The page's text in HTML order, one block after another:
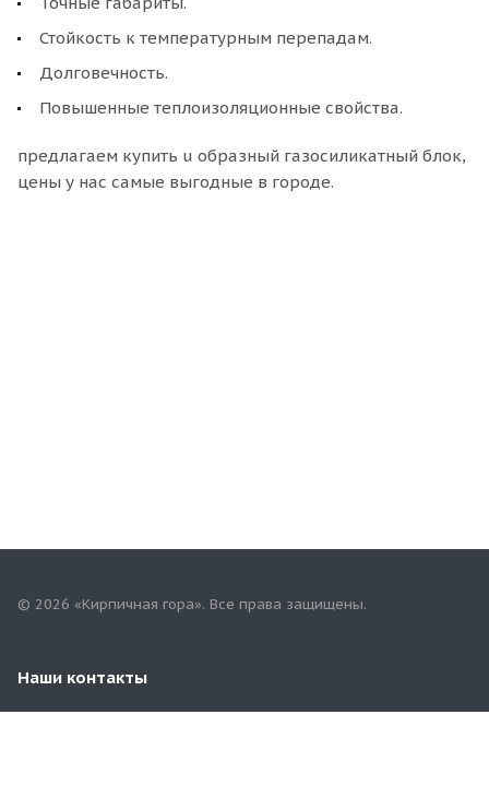
Стойкость к температурным перепадам.
Долговечность.
Повышенные теплоизоляционные свойства.
предлагаем купить u образный газосиликатный блок,
цены у нас самые выгодные в городе.
© 2026 «Кирпичная гора». Все права защищены.
Наши контакты
+7(958)268-82-02